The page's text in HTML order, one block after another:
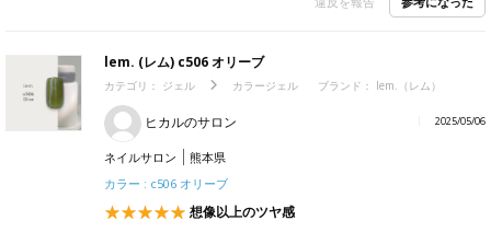
lem. (レム) c506 オリーブ
カテゴリ： ジェル カラージェル ブランド： lem.（レム）
ヒカルのサロン 2025/05/06
ネイルサロン
熊本県
カラー : c506 オリーブ
想像以上のツヤ感